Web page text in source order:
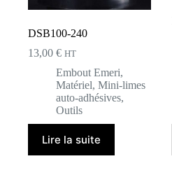
DSB100-240
13,00 € HT
Embout Emeri,
Matériel, Mini-limes
auto-adhésives,
Outils
Lire la suite